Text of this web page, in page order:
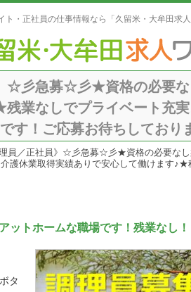
ト・正社員の仕事情報なら「久留米・大牟田求人
☆彡急募☆彡★資格の必要
業なしでプライベート充
す！ご応募お待ちしており
理員／正社員》☆彡急募☆彡★資格の必要な
休業取得実績ありで安心して働けます♪★
ットホームな職場です！残業なし！
タ